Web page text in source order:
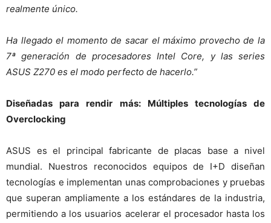
realmente único.
Ha llegado el momento de sacar el máximo provecho de la
7ª generación de procesadores Intel Core, y las series
ASUS Z270 es el modo perfecto de hacerlo.”
Diseñadas para rendir más: Múltiples tecnologías de
Overclocking
ASUS es el principal fabricante de placas base a nivel
mundial. Nuestros reconocidos equipos de I+D diseñan
tecnologías e implementan unas comprobaciones y pruebas
que superan ampliamente a los estándares de la industria,
permitiendo a los usuarios acelerar el procesador hasta los